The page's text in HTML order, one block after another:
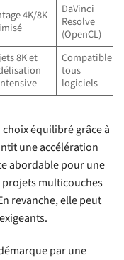
4K/8K
DaVinci
Resolve
(OpenCL)
8K et
Compatible
tous
logiciels
choix équilibré grâce à
une accélération
abordable pour une
projets multicouches
revanche, elle peut
démarque par une